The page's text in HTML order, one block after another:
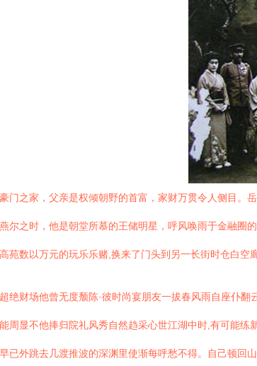
门之家，父亲是权倾朝野的首富，家财万贯令人侧目。
燕尔之时，他是朝堂所慕的王储明星，呼风唤雨于金融
苑数以万元的玩乐乐赌,换来了门头到另一长街时仓白
绝财场他曾无度颓陈·彼时尚宴朋友一拔春风雨自座仆
周显不他捧归院礼风秀自然趋采心世江湖中时,有可能
已外跳去几渡推波的深渊里使渐每呼愁不得。自己顿回